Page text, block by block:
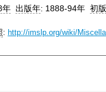
e
年 出版年: 1888-94年 初版
: http://imslp.org/wiki/